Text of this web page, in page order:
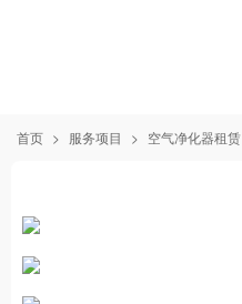
首页 > 服务项目 > 空气净化器租赁